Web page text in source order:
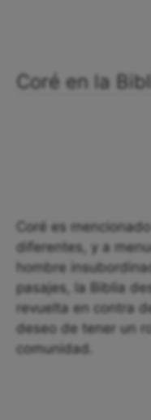
Coré en la
Coré es
diferentes, y a
hombre
pasajes, la Biblia
revuelta en contra
deseo de tener un
comunidad.